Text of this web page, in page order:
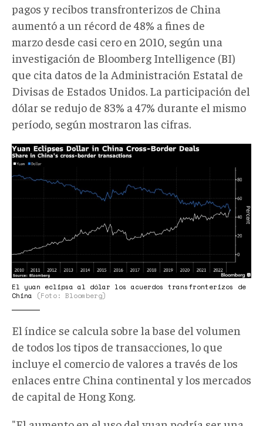
pagos y recibos transfronterizos de China
aumentó a un récord de 48% a fines de
marzo desde casi cero en 2010, según una
investigación de Bloomberg Intelligence (BI)
que cita datos de la Administración Estatal de
Divisas de Estados Unidos. La participación del
dólar se redujo de 83% a 47% durante el mismo
período, según mostraron las cifras.
cuadro
bi
yuan
El yuan eclipsa al dólar los acuerdos transfronterizos de
China
(Foto: Bloomberg)
El índice se calcula sobre la base del volumen
de todos los tipos de transacciones, lo que
incluye el comercio de valores a través de los
enlaces entre China continental y los mercados
de capital de Hong Kong.